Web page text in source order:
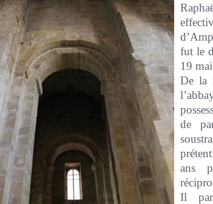
fut le
19
De la
de
ans
Il